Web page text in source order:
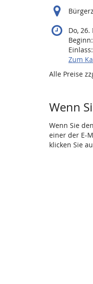
Do,
Beginn:
Einlass:
Zum
Alle Preise
Wenn
Wenn Sie
einer der E-
klicken Sie